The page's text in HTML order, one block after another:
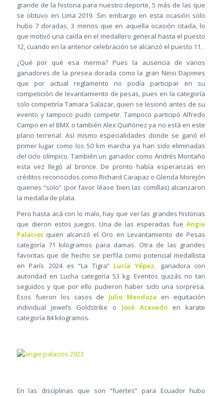
grande de la historia para nuestro deporte, 5 más de las que
se obtuvo en Lima 2019. Sin embargo en esta ocasión solo
hubo 7 doradas, 3 menos que en aquella ocasión citada, lo
que motivó una caída en el medallero general hasta el puesto
12, cuando en la anterior celebración se alcanzó el puesto 11.
¿Qué por qué esa merma? Pues la ausencia de varios
ganadores de la presea dorada como la gran Neisi Dajomes
que por actual reglamento no podía participar en su
competición de levantamiento de pesas, pues en la categoría
solo competiría Tamara Salazar, quien se lesionó antes de su
evento y tampoco pudo competir. Tampoco participó Alfredo
Campo en el BMX o también Alex Quiñónez ya no está en este
plano terrenal. Así mismo especialidades donde se ganó el
primer lugar como los 50 km marcha ya han sido eliminadas
del ciclo olímpico. También un ganador como Andrés Montaño
esta vez llegó al bronce. De pronto había esperanzas en
créditos reconocidos como Richard Carapaz o Glenda Morejón
quienes “solo” (por favor léase bien las comillas) alcanzaron
la medalla de plata.
Pero hasta acá con lo malo, hay que ver las grandes historias
que dieron estos juegos. Una de las esperadas fueAngie
Palaciosquien alcanzó el Oro en Levantamiento de Pesas
categoría 71 kilogramos para damas. Otra de las grandes
favoritas que de hecho se perfila como potencial medallista
en París 2024 es “La Tigra” Lucía Yépez, ganadora con
autoridad en Lucha categoría 53 kg. Eventos quizás no tan
seguidos y que por ello pudieron haber sido una sorpresa.
Esos fueron los casos de Julio Mendoza en equitación
individual Jewel’s Goldstrike o José Acevedoen karate
categoría 84 kilogramos.
En las disciplinas que son “fuertes” para Ecuador hubo